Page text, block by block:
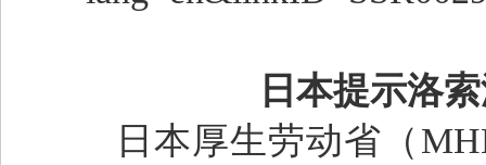
日本提示洛
日本厚生劳动省（